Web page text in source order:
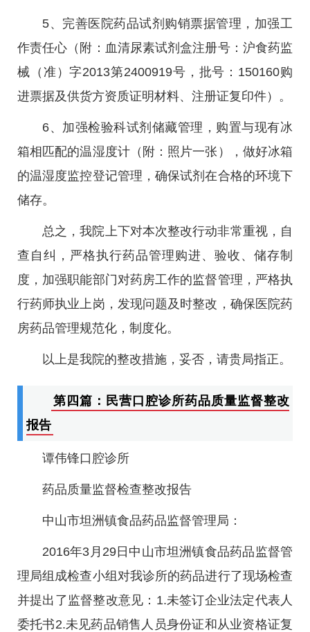
5、完善医院药品试剂购销票据管理，加强工
作责任心（附：血清尿素试剂盒注册号：沪食药监
械（准）字2013第2400919号，批号：150160购
进票据及供货方资质证明材料、注册证复印件）。
6、加强检验科试剂储藏管理，购置与现有冰
箱相匹配的温湿度计（附：照片一张），做好冰箱
的温湿度监控登记管理，确保试剂在合格的环境下
储存。
总之，我院上下对本次整改行动非常重视，自
查自纠，严格执行药品管理购进、验收、储存制
度，加强职能部门对药房工作的监督管理，严格执
行药师执业上岗，发现问题及时整改，确保医院药
房药品管理规范化，制度化。
以上是我院的整改措施，妥否，请贵局指正。
第四篇：民营口腔诊所药品质量监督整改
报告
谭伟锋口腔诊所
药品质量监督检查整改报告
中山市坦洲镇食品药品监督管理局：
2016年3月29日中山市坦洲镇食品药品监督管
理局组成检查小组对我诊所的药品进行了现场检查
并提出了监督整改意见：1.未签订企业法定代表人
委托书2.未见药品销售人员身份证和从业资格证复